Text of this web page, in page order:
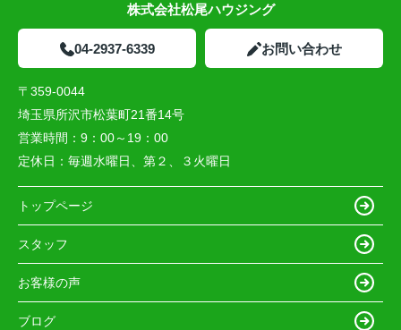
株式会社松尾ハウジング
04-2937-6339 お問い合わせ
〒359-0044
埼玉県所沢市松葉町21番14号
営業時間： 9：00～19：00
定休日： 毎週水曜日、第２、３火曜日
トップページ
スタッフ
お客様の声
ブログ